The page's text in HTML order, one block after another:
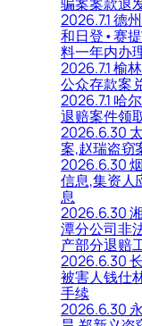
2026.7.1 德
和日登•赛
料一年内办
2026.7.1 榆
公众存款案
2026.7.1 哈
退赔案件领
2026.6.30
案,赵瑞盗窃
2026.6.30
信息,集资人
息
2026.6.30
潭分公司非
产部分退赔
2026.6.30
被害人钱仕
手续
2026.6.30